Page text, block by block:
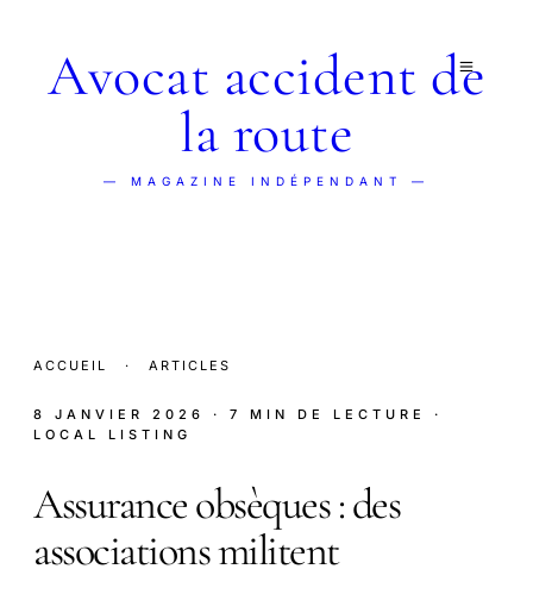
Avocat accident de
la route
— MAGAZINE INDÉPENDANT —
ACCUEIL · ARTICLES
8 JANVIER 2026 · 7 MIN DE LECTURE
·
LOCAL LISTING
Assurance obsèques : des
associations militent